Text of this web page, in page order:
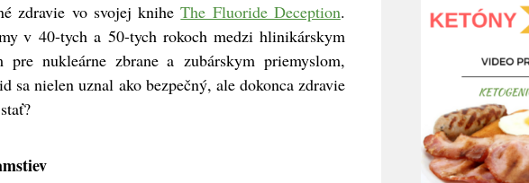
zdravie vo svojej kniheThe Fluoride Deception.
v 40-tych a 50-tych rokoch medzi hlinikárskym
pre nukleárne zbrane a zubárskym priemyslom,
sa nielen uznal ako bezpečný, ale dokonca zdravie